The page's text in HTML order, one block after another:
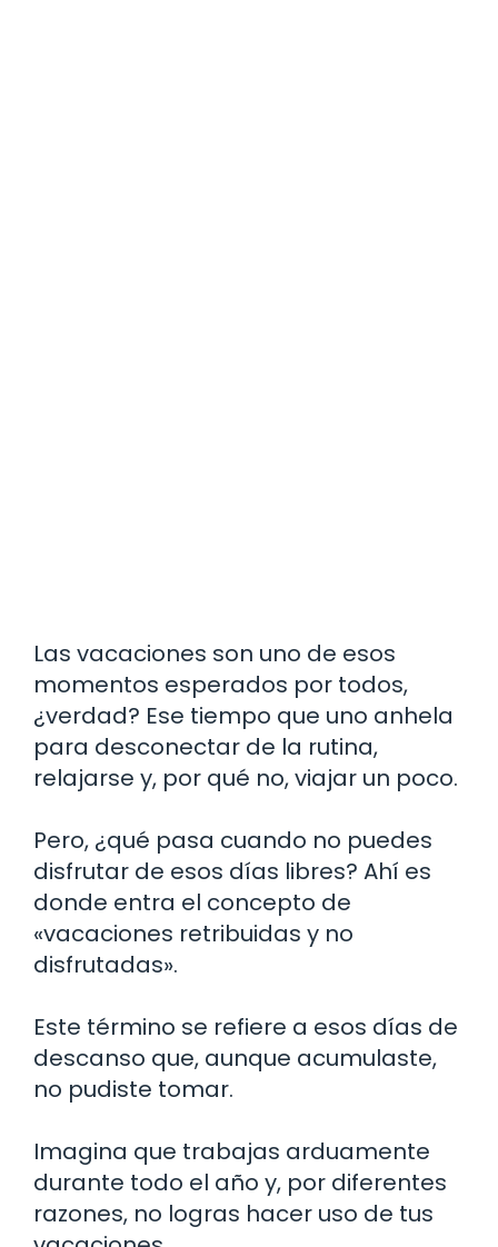
Las vacaciones son uno de esos
momentos esperados por todos,
¿verdad? Ese tiempo que uno anhela
para desconectar de la rutina,
relajarse y, por qué no, viajar un poco.
Pero, ¿qué pasa cuando no puedes
disfrutar de esos días libres? Ahí es
donde entra el concepto de
«vacaciones retribuidas y no
disfrutadas».
Este término se refiere a esos días de
descanso que, aunque acumulaste,
no pudiste tomar.
Imagina que trabajas arduamente
durante todo el año y, por diferentes
razones, no logras hacer uso de tus